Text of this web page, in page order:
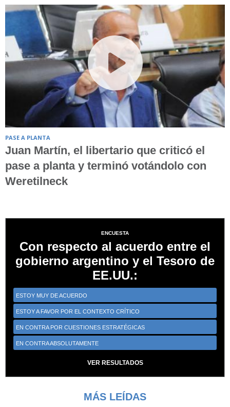
PASE A PLANTA
Juan Martín, el libertario que criticó el
pase a planta y terminó votándolo con
Weretilneck
ENCUESTA
Con respecto al acuerdo entre el
gobierno argentino y el Tesoro de
EE.UU.:
ESTOY MUY DE ACUERDO
ESTOY A FAVOR POR EL CONTEXTO CRÍTICO
EN CONTRA POR CUESTIONES ESTRATÉGICAS
EN CONTRA ABSOLUTAMENTE
VER RESULTADOS
MÁS LEÍDAS